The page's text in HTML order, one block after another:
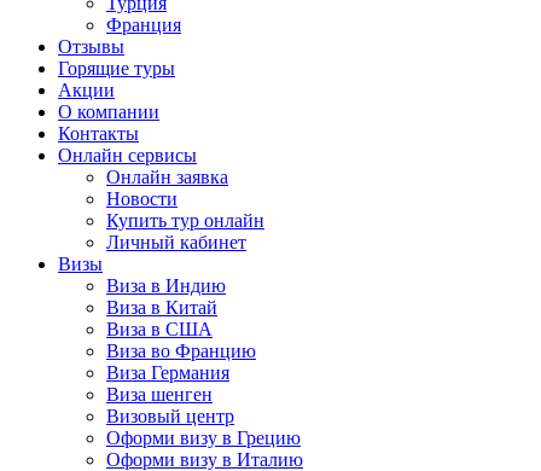
Франция
Отзывы
Горящие туры
Акции
О компании
Контакты
Онлайн сервисы
Онлайн заявка
Новости
Купить тур онлайн
Личный кабинет
Визы
Виза в Индию
Виза в Китай
Виза в США
Виза во Францию
Виза Германия
Виза шенген
Визовый центр
Оформи визу в Грецию
Оформи визу в Италию